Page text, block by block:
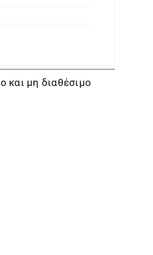
και μη διαθέσιμο